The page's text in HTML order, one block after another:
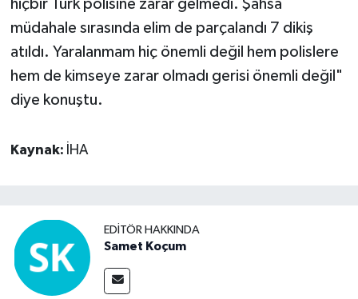
hiçbir Türk polisine zarar gelmedi. Şahsa
müdahale sırasında elim de parçalandı 7 dikiş
atıldı. Yaralanmam hiç önemli değil hem polislere
hem de kimseye zarar olmadı gerisi önemli değil"
diye konuştu.
Kaynak: İHA
EDITÖR HAKKINDA
Samet Koçum